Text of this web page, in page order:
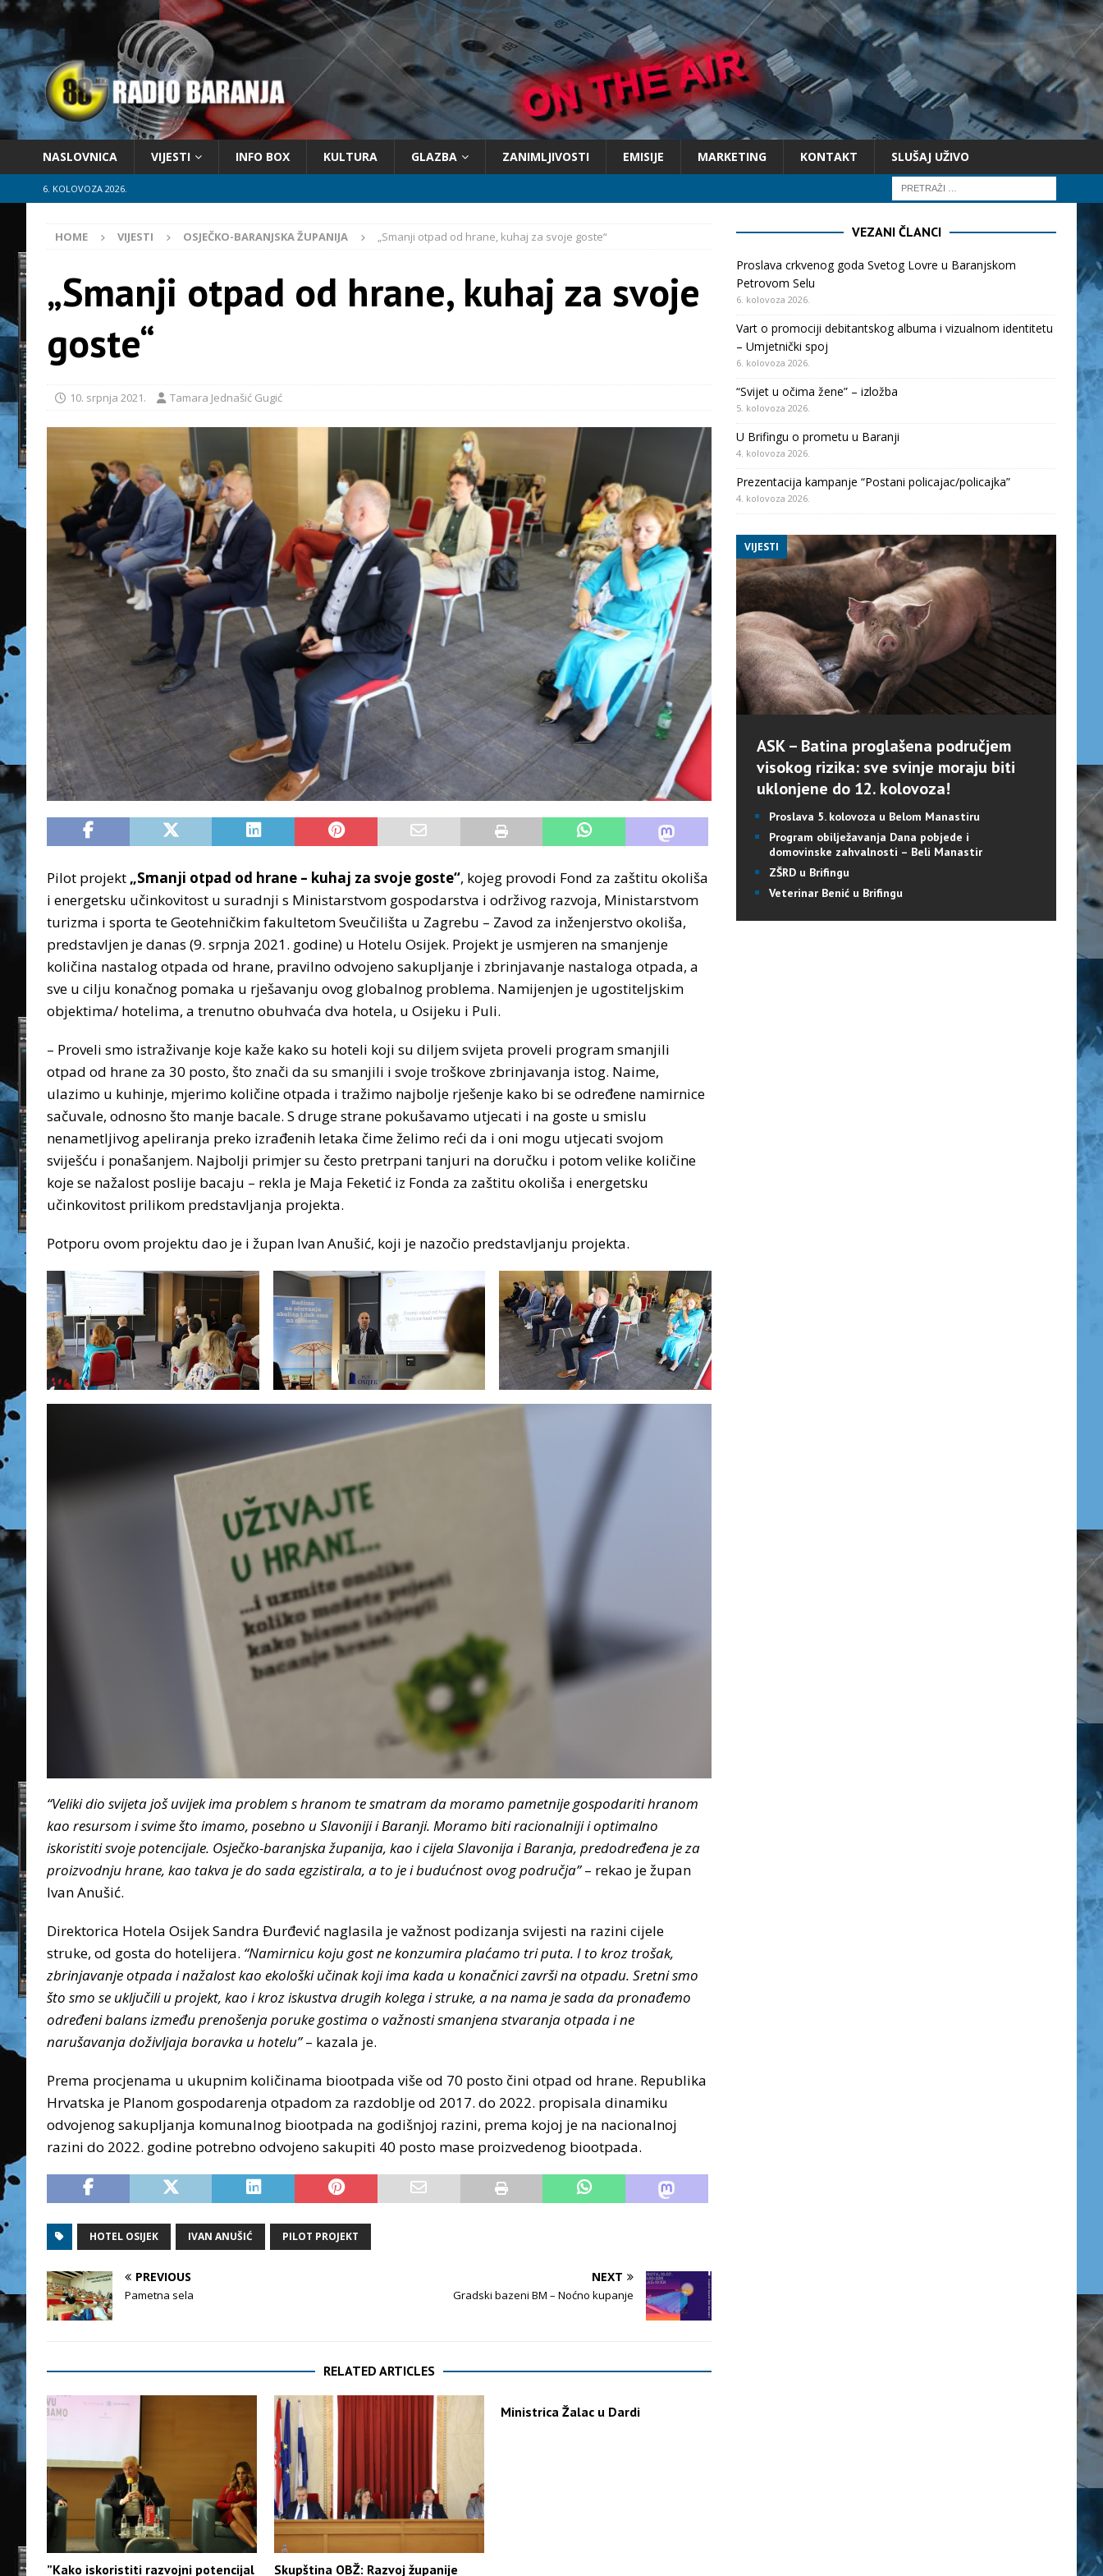
NASLOVNICA VIJESTI INFO BOX KULTURA GLAZBA ZANIMLJIVOSTI EMISIJE MARKETING KONTAKT SLUŠAJ UŽIVO
6. KOLOVOZA 2026.
HOME VIJESTI OSJEČKO-BARANJSKA ŽUPANIJA „Smanji otpad od hrane, kuhaj za svoje goste“
„Smanji otpad od hrane, kuhaj za svoje
goste“
10. srpnja 2021. Tamara Jednašić Gugić
Pilot projekt „Smanji otpad od hrane – kuhaj za svoje goste“, kojeg provodi Fond za zaštitu okoliša
i energetsku učinkovitost u suradnji s Ministarstvom gospodarstva i održivog razvoja, Ministarstvom
turizma i sporta te Geotehničkim fakultetom Sveučilišta u Zagrebu – Zavod za inženjerstvo okoliša,
predstavljen je danas (9. srpnja 2021. godine) u Hotelu Osijek. Projekt je usmjeren na smanjenje
količina nastalog otpada od hrane, pravilno odvojeno sakupljanje i zbrinjavanje nastaloga otpada, a
sve u cilju konačnog pomaka u rješavanju ovog globalnog problema. Namijenjen je ugostiteljskim
objektima/ hotelima, a trenutno obuhvaća dva hotela, u Osijeku i Puli.
– Proveli smo istraživanje koje kaže kako su hoteli koji su diljem svijeta proveli program smanjili
otpad od hrane za 30 posto, što znači da su smanjili i svoje troškove zbrinjavanja istog. Naime,
ulazimo u kuhinje, mjerimo količine otpada i tražimo najbolje rješenje kako bi se određene namirnice
sačuvale, odnosno što manje bacale. S druge strane pokušavamo utjecati i na goste u smislu
nenametljivog apeliranja preko izrađenih letaka čime želimo reći da i oni mogu utjecati svojom
sviješću i ponašanjem. Najbolji primjer su često pretrpani tanjuri na doručku i potom velike količine
koje se nažalost poslije bacaju – rekla je Maja Feketić iz Fonda za zaštitu okoliša i energetsku
učinkovitost prilikom predstavljanja projekta.
Potporu ovom projektu dao je i župan Ivan Anušić, koji je nazočio predstavljanju projekta.
“Veliki dio svijeta još uvijek ima problem s hranom te smatram da moramo pametnije gospodariti hranom
kao resursom i svime što imamo, posebno u Slavoniji i Baranji. Moramo biti racionalniji i optimalno
iskoristiti svoje potencijale. Osječko-baranjska županija, kao i cijela Slavonija i Baranja, predodređena je za
proizvodnju hrane, kao takva je do sada egzistirala, a to je i budućnost ovog područja”– rekao je župan
Ivan Anušić.
Direktorica Hotela Osijek Sandra Đurđević naglasila je važnost podizanja svijesti na razini cijele
struke, od gosta do hotelijera. “Namirnicu koju gost ne konzumira plaćamo tri puta. I to kroz trošak,
zbrinjavanje otpada i nažalost kao ekološki učinak koji ima kada u konačnici završi na otpadu. Sretni smo
što smo se uključili u projekt, kao i kroz iskustva drugih kolega i struke, a na nama je sada da pronađemo
određeni balans između prenošenja poruke gostima o važnosti smanjena stvaranja otpada i ne
narušavanja doživljaja boravka u hotelu”– kazala je.
Prema procjenama u ukupnim količinama biootpada više od 70 posto čini otpad od hrane. Republika
Hrvatska je Planom gospodarenja otpadom za razdoblje od 2017. do 2022. propisala dinamiku
odvojenog sakupljanja komunalnog biootpada na godišnjoj razini, prema kojoj je na nacionalnoj
razini do 2022. godine potrebno odvojeno sakupiti 40 posto mase proizvedenog biootpada.
HOTEL OSIJEK IVAN ANUŠIĆ PILOT PROJEKT
PREVIOUS
Pametna sela
NEXT
Gradski bazeni BM – Noćno kupanje
RELATED ARTICLES
”Kako iskoristiti razvojni potencijal Skupština OBŽ: Razvoj županije
Ministrica Žalac u Dardi
VEZANI ČLANCI
Proslava crkvenog goda Svetog Lovre u Baranjskom
Petrovom Selu
6. kolovoza 2026.
Vart o promociji debitantskog albuma i vizualnom identitetu
– Umjetnički spoj
6. kolovoza 2026.
“Svijet u očima žene” – izložba
5. kolovoza 2026.
U Brifingu o prometu u Baranji
4. kolovoza 2026.
Prezentacija kampanje “Postani policajac/policajka”
4. kolovoza 2026.
VIJESTI
ASK – Batina proglašena područjem
visokog rizika: sve svinje moraju biti
uklonjene do 12. kolovoza!
Proslava 5. kolovoza u Belom Manastiru
Program obilježavanja Dana pobjede i
domovinske zahvalnosti – Beli Manastir
ZŠRD u Brifingu
Veterinar Benić u Brifingu